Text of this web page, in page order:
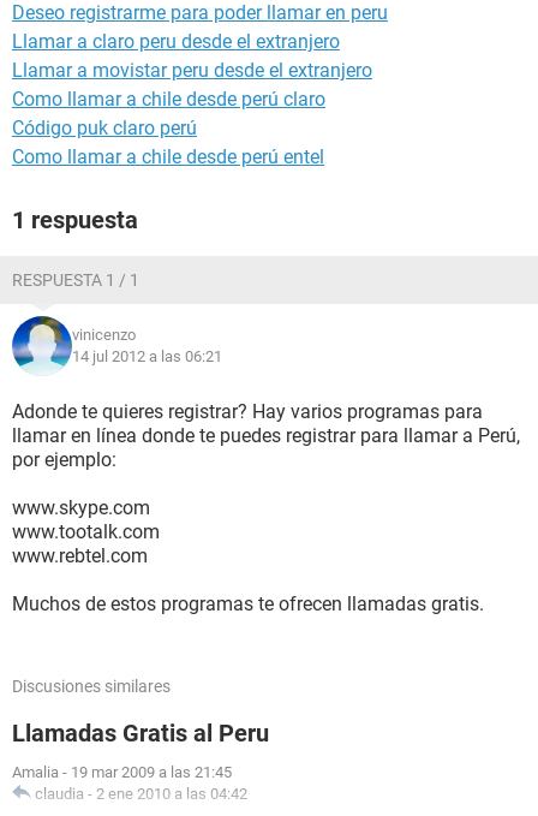
Deseo registrarme para poder llamar en peru
Llamar a claro peru desde el extranjero
Llamar a movistar peru desde el extranjero
Como llamar a chile desde perú claro
Código puk claro perú
Como llamar a chile desde perú entel
1 respuesta
RESPUESTA 1 / 1
vinicenzo
14 jul 2012 a las 06:21
Adonde te quieres registrar? Hay varios programas para
llamar en línea donde te puedes registrar para llamar a Perú,
por ejemplo:
www.skype.com
www.tootalk.com
www.rebtel.com
Muchos de estos programas te ofrecen llamadas gratis.
Discusiones similares
Llamadas Gratis al Peru
Amalia - 19 mar 2009 a las 21:45
claudia - 2 ene 2010 a las 04:42